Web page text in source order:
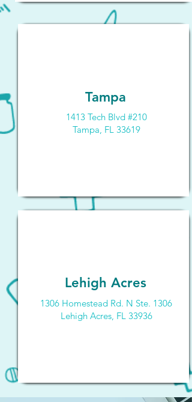
Tampa
1413 Tech Blvd #210
Tampa, FL 33619
Lehigh Acres
1306 Homestead Rd. N Ste. 1306
Lehigh Acres, FL 33936